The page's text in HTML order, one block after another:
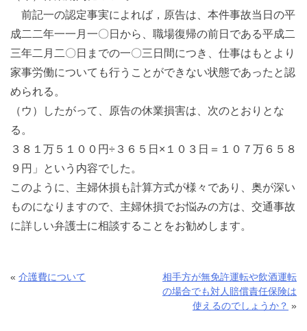
前記一の認定事実によれば，原告は、本件事故当日の平
成二二年一一月一〇日から、職場復帰の前日である平成二
三年二月二〇日までの一〇三日間につき、仕事はもとより
家事労働についても行うことができない状態であったと認
められる。
（ウ）したがって、原告の休業損害は、次のとおりとな
る。
３８１万５１００円÷３６５日×１０３日＝１０７万６５８
９円」という内容でした。
このように、主婦休損も計算方式が様々であり、奥が深い
ものになりますので、主婦休損でお悩みの方は、交通事故
に詳しい弁護士に相談することをお勧めします。
« 介護費について
相手方が無免許運転や飲酒運転
の場合でも対人賠償責任保険は
使えるのでしょうか？ »